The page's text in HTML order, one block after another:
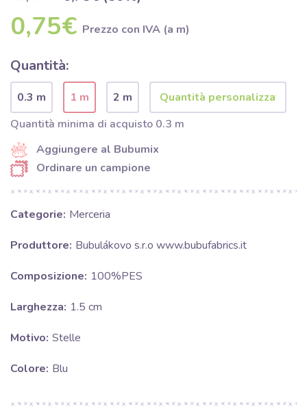
0,75€ Prezzo con IVA (a m)
Quantità:
0.3 m 1 m
2 m
Quantità minima di acquisto 0.3 m
Aggiungere al Bubumix
Ordinare un campione
Categorie: Merceria
Produttore: Bubulákovo s.r.o www.bubufabrics.it
Composizione: 100%PES
Larghezza: 1.5 cm
Motivo: Stelle
Colore: Blu